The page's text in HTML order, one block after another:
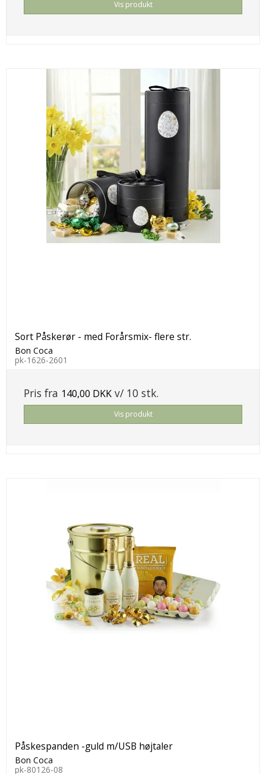
Vis produkt
Sort Påskerør - med Forårsmix- flere str.
Bon Coca
pk-1626-2601
Pris fra 140,00 DKK v/ 10 stk.
Vis produkt
Påskespanden -guld m/USB højtaler
Bon Coca
pk-80126-08